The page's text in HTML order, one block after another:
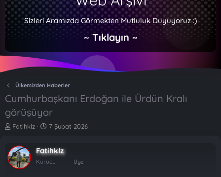
Sizleri Aramızda Görmekten Mutluluk Duyuyoruz :)
~ Tıklayın ~
Ülkemizden Haberler
Cumhurbaşkanı Erdoğan ile Ürdün Kralı
görüşüyor
K
b
u
y
Fatihklz
B
l
a
7 Şubat 2026
Fatihklz
Kurucu Üye